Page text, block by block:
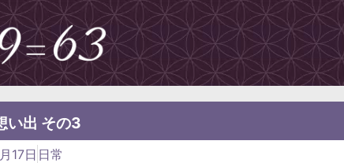
い出 その3
17日 日常